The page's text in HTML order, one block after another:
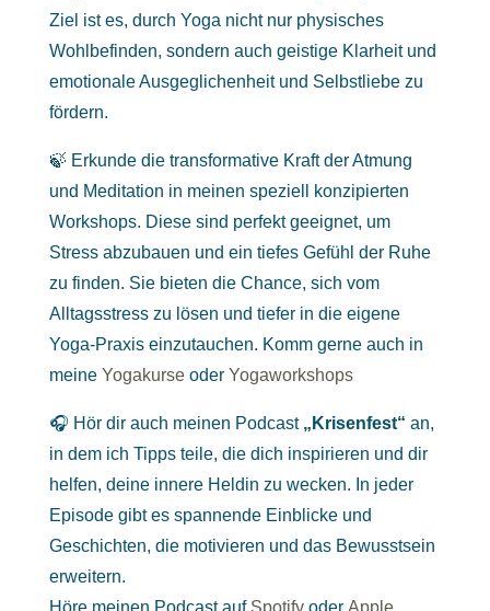
Ziel ist es, durch Yoga nicht nur physisches
Wohlbefinden, sondern auch geistige Klarheit und
emotionale Ausgeglichenheit und Selbstliebe zu
fördern.
🍃 Erkunde die transformative Kraft der Atmung
und Meditation in meinen speziell konzipierten
Workshops. Diese sind perfekt geeignet, um
Stress abzubauen und ein tiefes Gefühl der Ruhe
zu finden. Sie bieten die Chance, sich vom
Alltagsstress zu lösen und tiefer in die eigene
Yoga-Praxis einzutauchen. Komm gerne auch in
meine Yogakurseoder Yogaworkshops
🎧 Hör dir auch meinen Podcast „Krisenfest“ an,
in dem ich Tipps teile, die dich inspirieren und dir
helfen, deine innere Heldin zu wecken. In jeder
Episode gibt es spannende Einblicke und
Geschichten, die motivieren und das Bewusstsein
erweitern.
Höre meinen Podcast auf Spotifyoder Apple